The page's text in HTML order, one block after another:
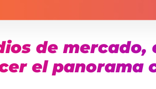
de mercado,
el panorama